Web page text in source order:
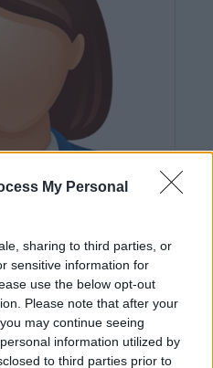
My Personal
sharing to third parties, or
sensitive information for
use the below opt-out
Please note that after your
may continue seeing
information utilized by
to third parties prior to